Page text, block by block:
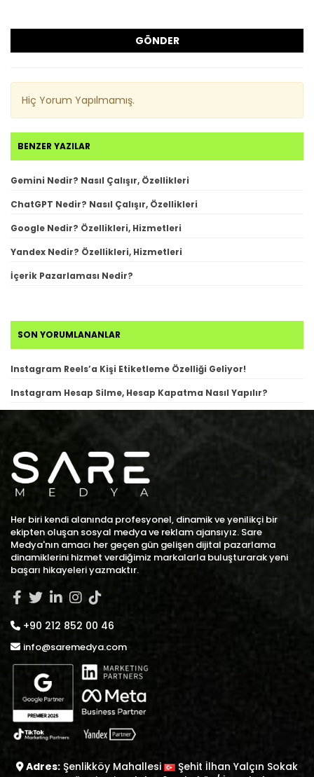
GÖNDER
Hiç Yorum Yapılmamış.
BENZER YAZILAR
Gemini Nedir? Nasıl Çalışır, Özellikleri
ChatGPT Nedir? Nasıl Çalışır, Özellikleri
Google Nedir? Özellikleri, Hizmetleri
Yandex Nedir? Özellikleri, Hizmetleri
İçerik Pazarlaması Nedir?
SON YORUMLANANLAR
Instagram Reels’a Kişi Etiketleme Özelliği Geliyor!
Instagram Hesap Silme, Hesap Kapatma Nasıl Yapılır?
Her biri kendi alanında profesyonel, dinamik ve yenilikçi bir
ekipten oluşan sosyal medya ve reklam ajansıyız. Sare
Medya'nın amacı her geçen gün gelişen dijital pazarlama
dinamiklerini hizmet verdiğimiz markalarla buluşturarak yeni
başarı hikayeleri yazmaktır.
+90 212 852 00 46
info@saremedya.com
Adres: Şenlikköy Mahallesi
Şehit İlhan Yalçın Sokak